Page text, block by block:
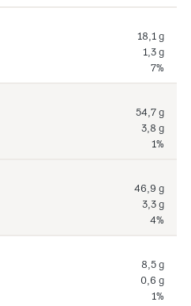
18,1 g
1,3 g
7%
54,7 g
3,8 g
1%
46,9 g
3,3 g
4%
8,5 g
0,6 g
1%